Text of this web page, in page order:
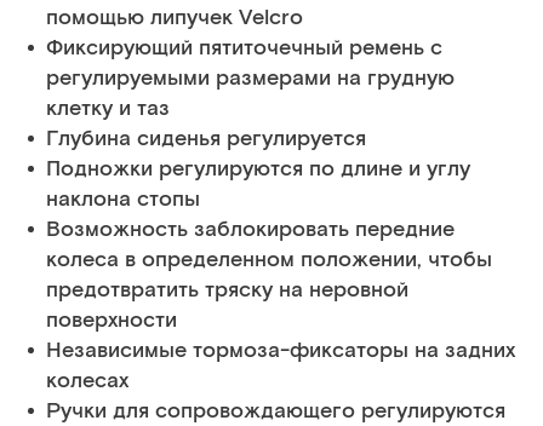
помощью липучек Velcro
Фиксирующий пятиточечный ремень с
регулируемыми размерами на грудную
клетку и таз
Глубина сиденья регулируется
Подножки регулируются по длине и углу
наклона стопы
Возможность заблокировать передние
колеса в определенном положении, чтобы
предотвратить тряску на неровной
поверхности
Независимые тормоза-фиксаторы на задних
колесах
Ручки для сопровождающего регулируются